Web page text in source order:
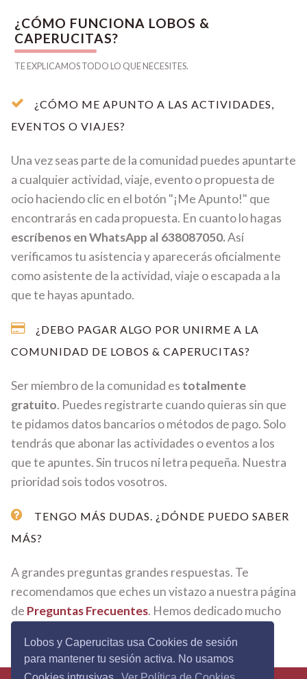
Lobos y Caperucitas usa Cookies de sesión
para mantener tu sesión activa. No usamos
¿CÓMO FUNCIONA LOBOS &
CAPERUCITAS?
TE EXPLICAMOS TODO LO QUE NECESITES.
¿CÓMO ME APUNTO A LAS ACTIVIDADES,
EVENTOS O VIAJES?
Una vez seas parte de la comunidad puedes apuntarte
a cualquier actividad, viaje, evento o propuesta de
ocio haciendo clic en el botón "¡Me Apunto!" que
encontrarás en cada propuesta. En cuanto lo hagas
escríbenos en WhatsApp al 638087050.Así
verificamos tu asistencia y aparecerás oficialmente
como asistente de la actividad, viaje o escapada a la
que te hayas apuntado.
¿DEBO PAGAR ALGO POR UNIRME A LA
COMUNIDAD DE LOBOS & CAPERUCITAS?
Ser miembro de la comunidad es totalmente
gratuito. Puedes registrarte cuando quieras sin que
te pidamos datos bancarios o métodos de pago. Solo
tendrás que abonar las actividades o eventos a los
que te apuntes. Sin trucos ni letra pequeña. Nuestra
prioridad sois todos vosotros.
TENGO MÁS DUDAS. ¿DÓNDE PUEDO SABER
MÁS?
A grandes preguntas grandes respuestas. Te
recomendamos que eches un vistazo a nuestra página
de Preguntas Frecuentes. Hemos dedicado mucho